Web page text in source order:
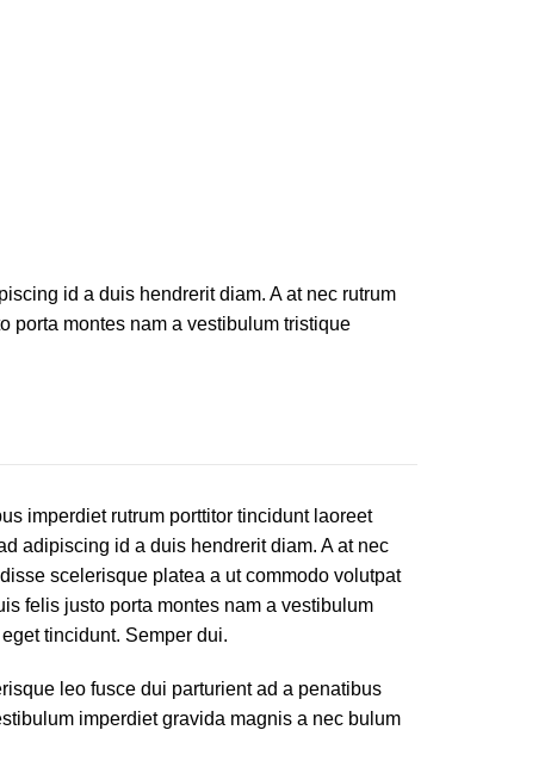
id a duis hendrerit diam. A at nec rutrum
porta montes nam a vestibulum tristique
imperdiet rutrum porttitor tincidunt laoreet
adipiscing id a duis hendrerit diam. A at nec
scelerisque platea a ut commodo volutpat
felis justo porta montes nam a vestibulum
tincidunt. Semper dui.
leo fusce dui parturient ad a penatibus
imperdiet gravida magnis a nec bulum